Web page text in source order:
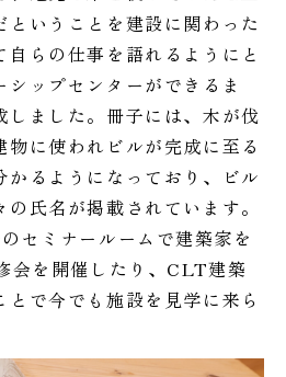
いうことを建設に関わった
らの仕事を語れるようにと
ップセンターができるま
しました。冊子には、木が伐
物に使われビルが完成に至る
かるようになっており、ビル
氏名が掲載されています。
セミナールームで建築家を
会を開催したり、CLT建築
で今でも施設を見学に来ら